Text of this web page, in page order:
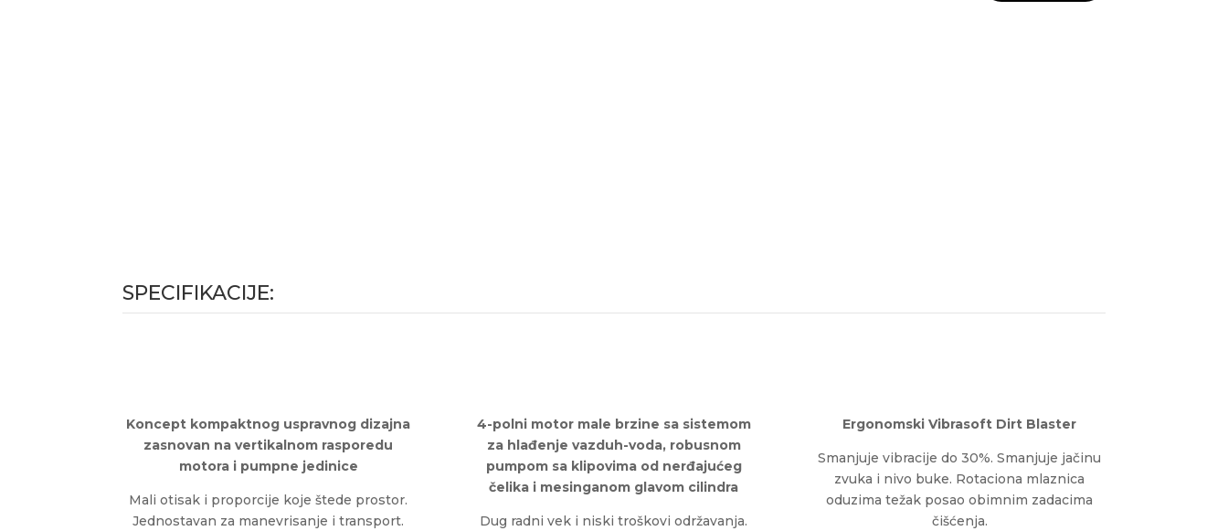
SPECIFIKACIJE:
Koncept kompaktnog uspravnog dizajna
zasnovan na vertikalnom rasporedu
motora i pumpne jedinice
Mali otisak i proporcije koje štede prostor.
Jednostavan za manevrisanje i transport.
4-polni motor male brzine sa sistemom
za hlađenje vazduh-voda, robusnom
pumpom sa klipovima od nerđajućeg
čelika i mesinganom glavom cilindra
Dug radni vek i niski troškovi održavanja.
Ergonomski Vibrasoft Dirt Blaster
Smanjuje vibracije do 30%. Smanjuje jačinu
zvuka i nivo buke. Rotaciona mlaznica
oduzima težak posao obimnim zadacima
čišćenja.